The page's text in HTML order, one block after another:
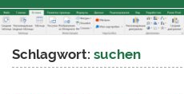
Schlagwort:suchen